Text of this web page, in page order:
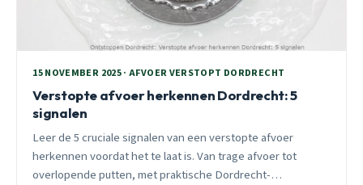
15 NOVEMBER 2025 · AFVOER VERSTOPT DORDRECHT
Verstopte afvoer herkennen Dordrecht: 5
signalen
Leer de 5 cruciale signalen van een verstopte afvoer
herkennen voordat het te laat is. Van trage afvoer tot
overlopende putten, met praktische Dordrecht-